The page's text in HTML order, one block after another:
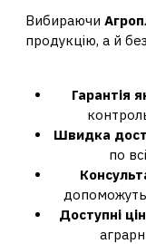
Вибираючи
продукцію, а й
Гарантія
Швидка
по
допоможуть
Доступні